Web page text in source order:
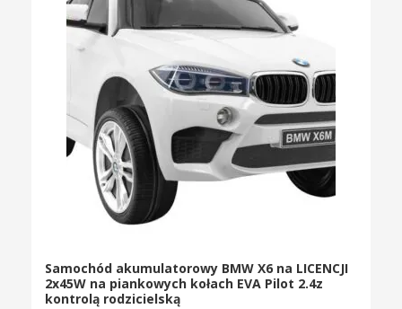
Samochód akumulatorowy BMW X6 na LICENCJI
2x45W na piankowych kołach EVA Pilot 2.4z
kontrolą rodzicielską